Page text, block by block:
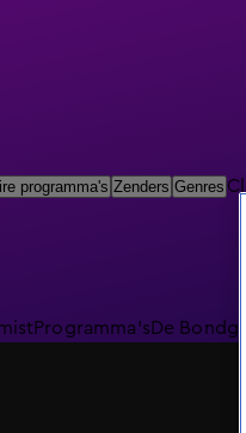
programma's Zenders Genres
Programma's De